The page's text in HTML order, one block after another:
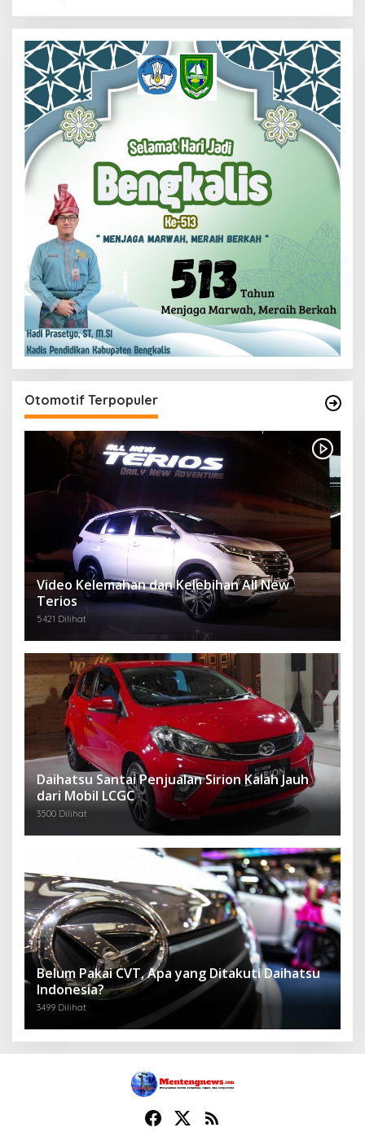
Otomotif Terpopuler
Video Kelemahan dan Kelebihan All New
Terios
5421 Dilihat
Daihatsu Santai Penjualan Sirion Kalah Jauh
dari Mobil LCGC
3500 Dilihat
Belum Pakai CVT, Apa yang Ditakuti Daihatsu
Indonesia?
3499 Dilihat